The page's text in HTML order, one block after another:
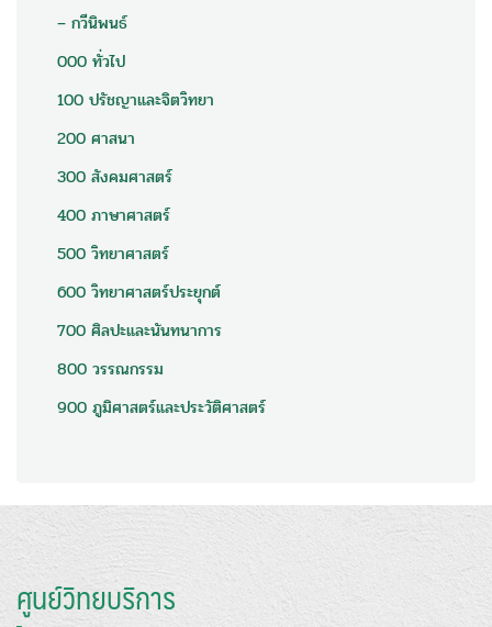
– กวีนิพนธ์
000 ทั่วไป
100 ปรัชญาและจิตวิทยา
200 ศาสนา
300 สังคมศาสตร์
400 ภาษาศาสตร์
500 วิทยาศาสตร์
600 วิทยาศาสตร์ประยุกต์
700 ศิลปะและนันทนาการ
800 วรรณกรรม
900 ภูมิศาสตร์และประวัติศาสตร์
ศูนย์วิทยบริการ